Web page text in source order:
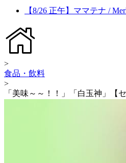
【8/26 正午】ママテナ /
>
食品・飲料
>
「美味～～！！」「白玉神」【